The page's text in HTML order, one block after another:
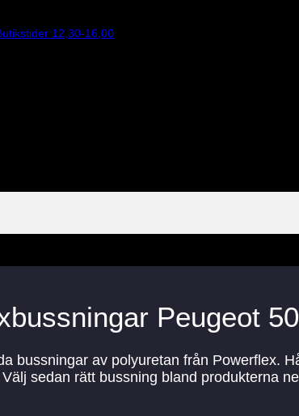
12,30-16,00
Peugeot
bussningar av polyuretan från Powerflex.
sedan rätt bussning bland produkterna